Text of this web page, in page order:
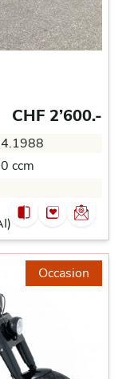
CHF 2’600.-
ccm
Occasion